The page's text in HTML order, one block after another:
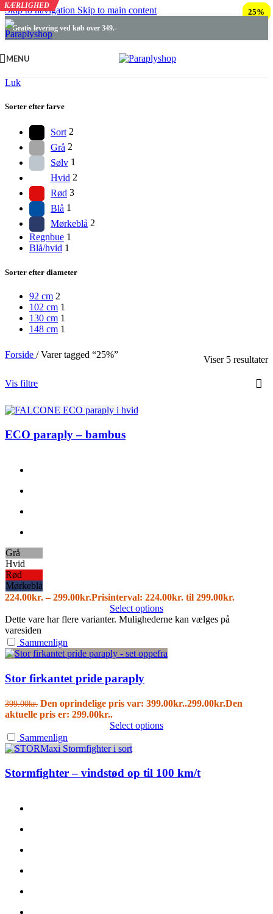
Skip to navigation Skip to main content
Gratis levering ved køb over 349.-
MENU
Luk
Sorter efter farve
Sort 2
Grå 2
Sølv 1
Hvid 2
Rød 3
Blå 1
Mørkeblå 2
Regnbue 1
Blå/hvid 1
Sorter efter diameter
92 cm 2
102 cm 1
130 cm 1
148 cm 1
Forside / Varer tagged “25%” Viser 5 resultater
Vis filtre
KÆRLIGHED
25%
ECO paraply – bambus
Grå
Hvid
Rød
Mørkeblå
224.00kr. – 299.00kr.Prisinterval: 224.00kr. til 299.00kr.
Select options
Dette vare har flere varianter. Mulighederne kan vælges på
varesiden
Sammenlign
KÆRLIGHED
25%
Stor firkantet pride paraply
399.00kr. Den oprindelige pris var: 399.00kr..299.00kr.Den
aktuelle pris er: 299.00kr..
Select options
Sammenlign
KÆRLIGHED
25%
Stormfighter – vindstød op til 100 km/t
KÆRLIGHED
25%
KÆRLIGHED
25%